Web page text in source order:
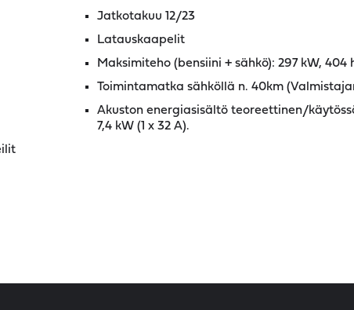
Jatkotakuu 12/23
Latauskaapelit
Maksimiteho (bensiini + sähkö): 297 kW, 404
Toimintamatka sähköllä n. 40km
Akuston energiasisältö teoreettinen/
7,4 kW (1 x 32 A).